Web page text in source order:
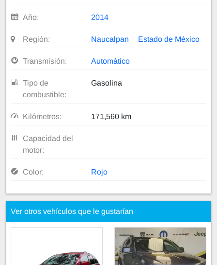
Año: 2014
Región: Naucalpan Estado de México
Transmisión: Automático
Tipo de
combustible:
Gasolina
Kilómetros: 171,560 km
Capacidad del
motor:
Color: Rojo
Ver otros vehículos que le gustarían